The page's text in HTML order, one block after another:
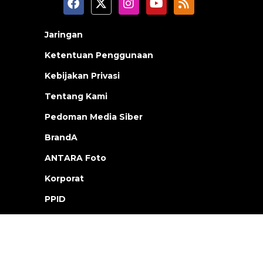
Jaringan
Ketentuan Penggunaan
Kebijakan Privasi
Tentang Kami
Pedoman Media Siber
BrandA
ANTARA Foto
Korporat
PPID